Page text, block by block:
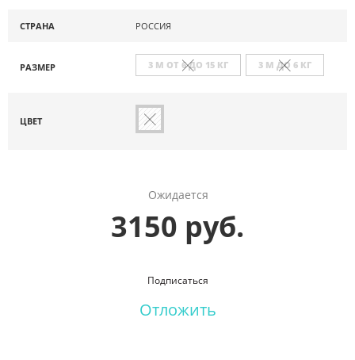
СТРАНА РОССИЯ
РАЗМЕР 3 М ОТ 6 ДО 15 КГ 3 М ДО 6 КГ
ЦВЕТ
Ожидается
3150 руб.
Подписаться
Отложить